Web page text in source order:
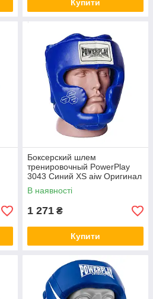
Купити
Боксерский шлем
тренировочный PowerPlay
3043 Синий XS aiw Оригинал
1512
В наявності
1 271 ₴
Купити